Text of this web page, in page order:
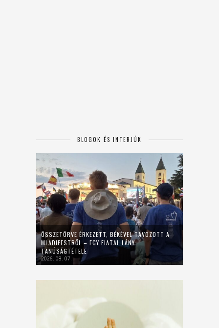
BLOGOK ÉS INTERJÚK
ÖSSZETÖRVE ÉRKEZETT, BÉKÉVEL TÁVOZOTT A
MLADIFESTRŐL – EGY FIATAL LÁNY
TANÚSÁGTÉTELE
2026. 08. 07.